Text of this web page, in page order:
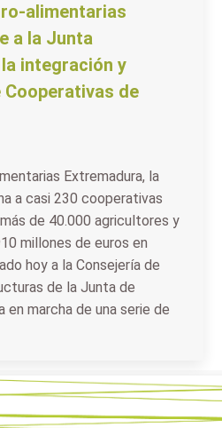
alimentarias
a la Junta
integración y
Cooperativas de
Extremadura, la
a casi 230 cooperativas
de 40.000 agricultores y
millones de euros en
hoy a la Consejería de
de la Junta de
en marcha de una serie de